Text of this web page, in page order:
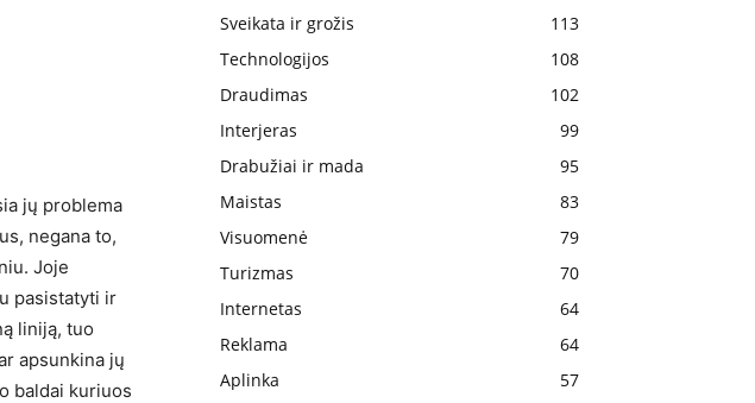
jų problema
negana to,
Joje
pasistatyti ir
liniją, tuo
apsunkina jų
baldai kuriuos
Sveikata ir grožis
113
Technologijos
108
Draudimas
102
Interjeras
99
Drabužiai ir mada
95
Maistas
83
Visuomenė
79
Turizmas
70
Internetas
64
Reklama
64
Aplinka
57